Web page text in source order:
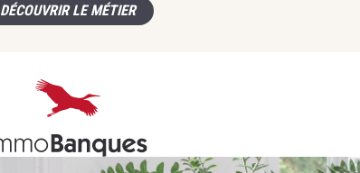
DÉCOUVRIR LE MÉTIER